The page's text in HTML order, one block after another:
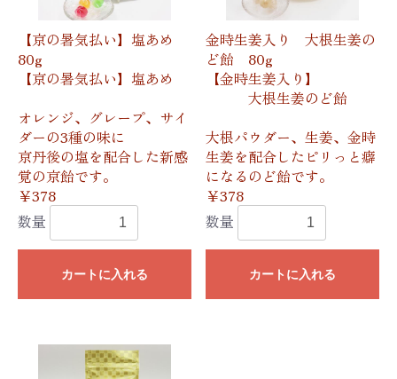
【京の暑気払い】塩あめ
80g
【京の暑気払い】塩あめ
オレンジ、グレープ、サイ
ダーの3種の味に
京丹後の塩を配合した新感
覚の京飴です。
￥378
数量
カートに入れる
金時生姜入り 大根生姜の
ど飴 80g
【金時生姜入り】
大根生姜のど飴
大根パウダー、生姜、金時
生姜を配合したピリっと癖
になるのど飴です。
￥378
数量
カートに入れる